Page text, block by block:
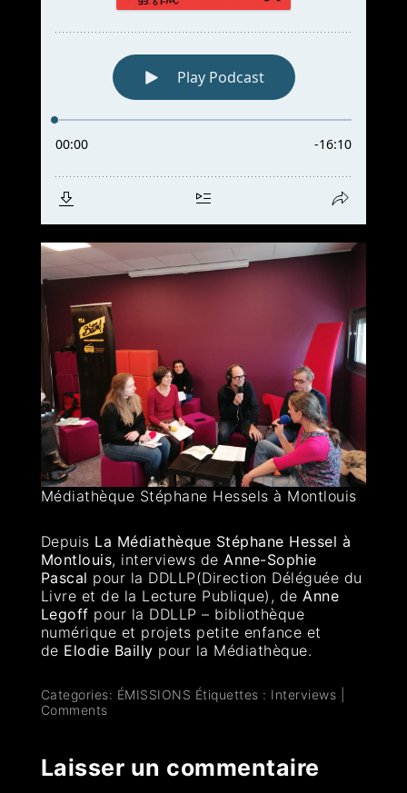
Médiathèque Stéphane Hessels à Montlouis
Depuis La Médiathèque Stéphane Hessel à
Montlouis, interviews deAnne-Sophie
Pascal pour la DDLLP(Direction Déléguée du
Livre et de la Lecture Publique), deAnne
Legoff pour la DDLLP – bibliothèque
numérique et projets petite enfance et
de Elodie Bailly pour la Médiathèque.
Categories: ÉMISSIONS Étiquettes : Interviews
Comments
Laisser un commentaire